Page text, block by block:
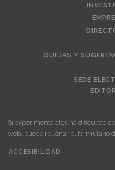
QUEJAS Y
SEDE
Si experimenta alguna dificultad
web, puede rellenar el formulario
ACCESIBILIDAD